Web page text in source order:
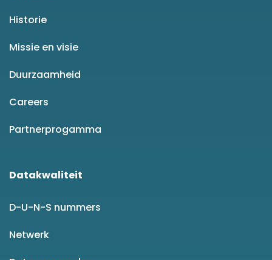
Historie
Missie en visie
Duurzaamheid
Careers
Partnerprogamma
Datakwaliteit
D-U-N-S nummers
Netwerk